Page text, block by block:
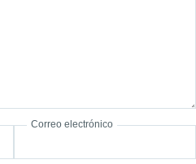
Correo electrónico